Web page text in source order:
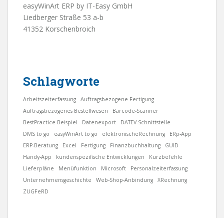
easyWinArt ERP by IT-Easy GmbH
Liedberger Straße 53 a-b
41352 Korschenbroich
Schlagworte
Arbeitszeiterfassung
Auftragsbezogene Fertigung
Auftragsbezogenes Bestellwesen
Barcode-Scanner
BestPractice Beispiel
Datenexport
DATEV-Schnittstelle
DMS to go
easyWinArt to go elektronischeRechnung
ERp-App
ERP-Beratung
Excel Fertigung Finanzbuchhaltung
GUID
Handy-App
kundenspezifische Entwicklungen
Kurzbefehle
Lieferpläne
Menüfunktion Microsoft
Personalzeiterfassung
Unternehmensgeschichte
Web-Shop-Anbindung
XRechnung
ZUGFeRD